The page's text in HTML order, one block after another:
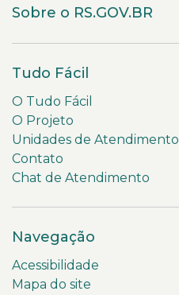
Sobre o RS.GOV.BR
Tudo Fácil
O Tudo Fácil
O Projeto
Unidades de Atendimento
Contato
Chat de Atendimento
Navegação
Acessibilidade
Mapa do site